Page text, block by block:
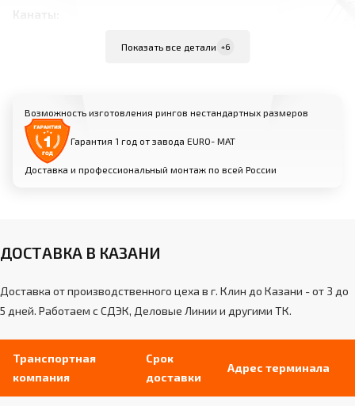
Внутренняя жила из стального троса диаметром
Съемный чехол из износостойкой
искусственной кожи
Порошковое покрытие для защиты от
коррозии
канатов
Материал: плотный вспененный поролон в
Показать все детали +6
Возможность изготовления рингов нестандартных размеров
Гарантия 1 год от завода EURO- МАТ
Доставка и профессиональный монтаж по всей России
ДОСТАВКА В КАЗАНИ
Доставка от производственного цеха в г. Клин до Казани - от 3 до
5 дней. Работаем с СДЭК, Деловые Линии и другими ТК.
Транспортная
компания
Срок
доставки
Адрес терминала